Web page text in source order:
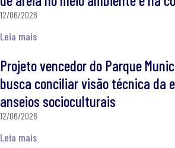
12/06/2026
Leia mais
Projeto vencedor do Parque
busca conciliar visão técnica da
anseios socioculturais
12/06/2026
Leia mais